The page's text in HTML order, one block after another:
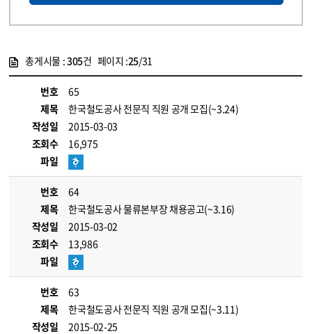
총게시물 :305건 페이지 :25/31
번호
65
제목
한국철도공사 전문직 직원 공개 모집(~3.24)
작성일
2015-03-03
조회수
16,975
파일
번호
64
제목
한국철도공사 물류본부장 채용공고(~3.16)
작성일
2015-03-02
조회수
13,986
파일
번호
63
제목
한국철도공사 전문직 직원 공개 모집(~3.11)
작성일
2015-02-25